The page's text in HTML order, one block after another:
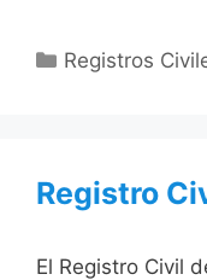
Categorías
Registros
Registro
El Registro Civil